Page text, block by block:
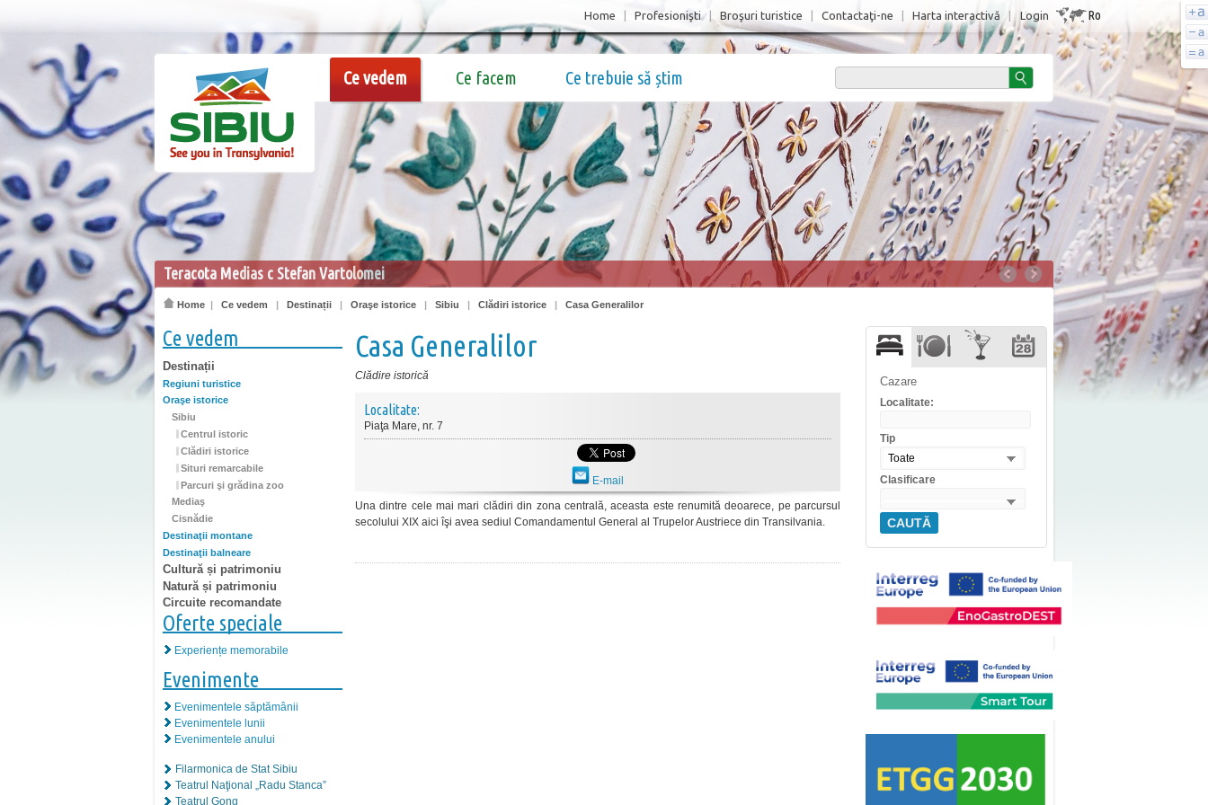
Login Ro
Home Profesionişti Broşuri turistice Contactaţi-ne Harta interactivă
Ce vedem Ce facem Ce trebuie să știm
Teracota Medias c Stefan Vartolomei
Home | Ce vedem | Destinații | Oraşe istorice | Sibiu | Clădiri istorice | Casa Generalilor
Ce vedem
Destinații
Regiuni turistice
Oraşe istorice
Sibiu
Centrul istoric
Clădiri istorice
Situri remarcabile
Parcuri şi grădina zoo
Mediaş
Cisnădie
Destinaţii montane
Destinaţii balneare
Cultură și patrimoniu
Natură și patrimoniu
Circuite recomandate
Oferte speciale
Experiențe memorabile
Evenimente
Evenimentele săptămânii
Evenimentele lunii
Evenimentele anului
Filarmonica de Stat Sibiu
Teatrul Naţional „Radu Stanca”
Teatrul Gong
Casa Generalilor
Clădire istorică
Localitate:
Piaţa Mare, nr. 7
E-mail
Una dintre cele mai mari clădiri din zona centrală, aceasta este renumită deoarece, pe parcursul
secolului XIX aici îşi avea sediul Comandamentul General al Trupelor Austriece din Transilvania.
Cazare
Localitate:
Tip
Toate
Clasificare
CAUTĂ